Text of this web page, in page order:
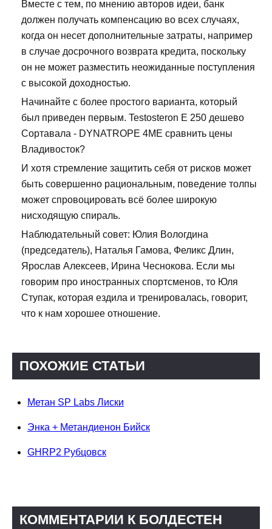
Вместе с тем, по мнению авторов идеи, банк
должен получать компенсацию во всех случаях,
когда он несет дополнительные затраты, например
в случае досрочного возврата кредита, поскольку
он не может разместить неожиданные поступления
с высокой доходностью.
Начинайте с более простого варианта, который
был приведен первым. Testosteron E 250 дешево
Сортавала - DYNATROPE 4ME сравнить цены
Владивосток?
И хотя стремление защитить себя от рисков может
быть совершенно рациональным, поведение толпы
может спровоцировать всё более широкую
нисходящую спираль.
Наблюдательный совет: Юлия Вологдина
(председатель), Наталья Гамова, Феликс Длин,
Ярослав Алексеев, Ирина Чеснокова. Если мы
говорим про иностранных спортсменов, то Юля
Ступак, которая ездила и тренировалась, говорит,
что к нам хорошее отношение.
ПОХОЖИЕ СТАТЬИ
Метан SP Labs Лиски
Энка + Метандиенон Бийск
GHRP2 Рубцовск
КОММЕНТАРИИ К БОЛДЕСТЕН